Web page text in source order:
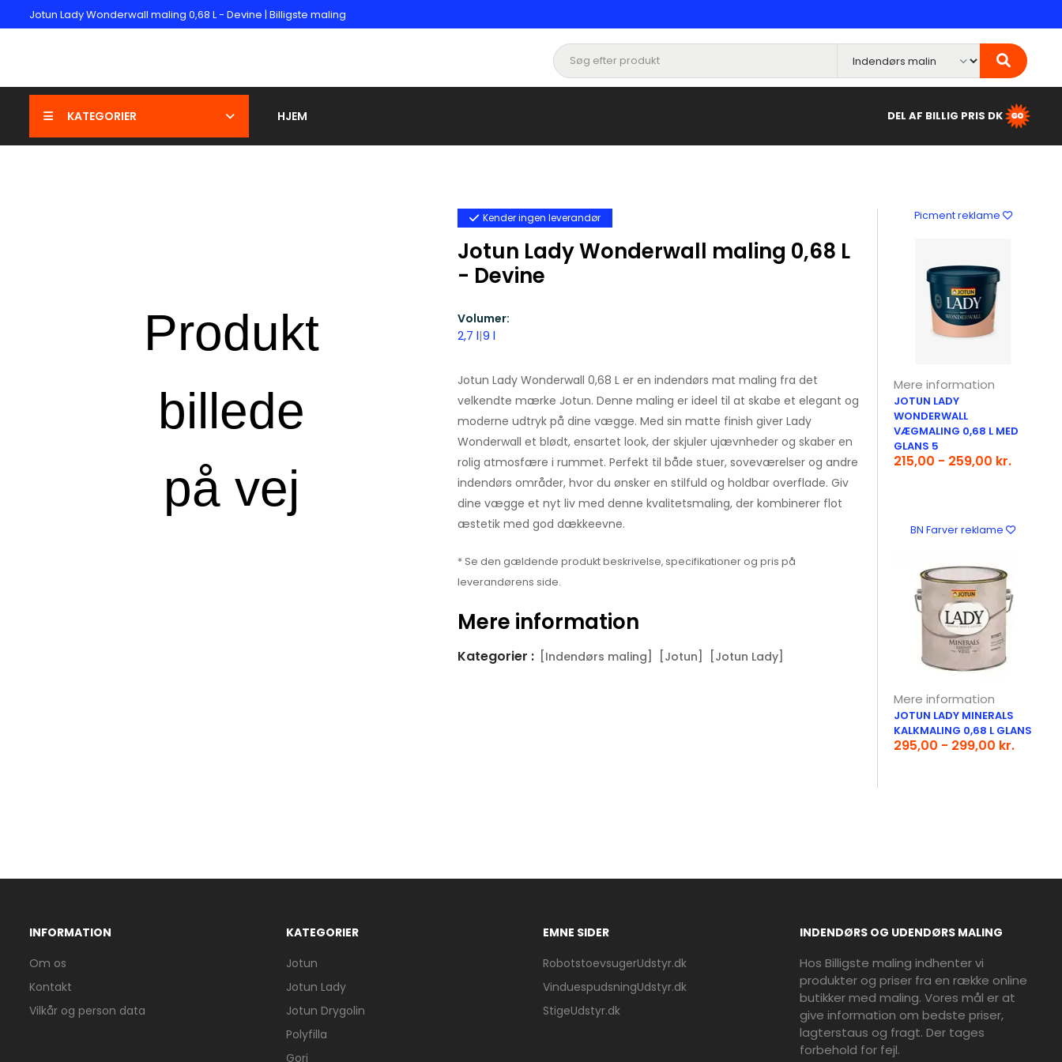
Jotun Lady Wonderwall maling 0,68 L - Devine | Billigste maling
KATEGORIER HJEM DEL AF BILLIG PRIS DK
Kender ingen leverandør
Jotun Lady Wonderwall maling 0,68 L
- Devine
Volumer:
2,7 l|9 l
Jotun Lady Wonderwall 0,68 L er en indendørs mat maling fra det
velkendte mærke Jotun. Denne maling er ideel til at skabe et elegant og
moderne udtryk på dine vægge. Med sin matte finish giver Lady
Wonderwall et blødt, ensartet look, der skjuler ujævnheder og skaber en
rolig atmosfære i rummet. Perfekt til både stuer, soveværelser og andre
indendørs områder, hvor du ønsker en stilfuld og holdbar overflade. Giv
dine vægge et nyt liv med denne kvalitetsmaling, der kombinerer flot
æstetik med god dækkeevne.
* Se den gældende produkt beskrivelse, specifikationer og pris på
leverandørens side.
Mere information
Kategorier : [Indendørs maling] [Jotun] [Jotun Lady]
Picment reklame
Mere information
JOTUN LADY
WONDERWALL
VÆGMALING 0,68 L MED
GLANS 5
215,00 - 259,00 kr.
BN Farver reklame
Mere information
JOTUN LADY MINERALS
KALKMALING 0,68 L GLANS
295,00 - 299,00 kr.
INFORMATION
Om os
Kontakt
Vilkår og person data
KATEGORIER
Jotun
Jotun Lady
Jotun Drygolin
Polyfilla
Gori
EMNE SIDER
RobotstoevsugerUdstyr.dk
VinduespudsningUdstyr.dk
StigeUdstyr.dk
INDENDØRS OG UDENDØRS MALING
Hos Billigste maling indhenter vi
produkter og priser fra en række online
butikker med maling. Vores mål er at
give information om bedste priser,
lagterstaus og fragt. Der tages
forbehold for fejl.